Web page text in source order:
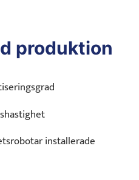
produktion
installerade